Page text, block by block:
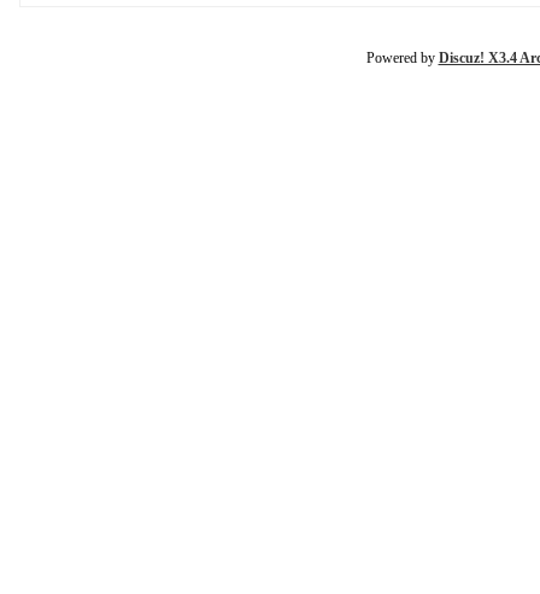
Powered by Discuz! X3.4